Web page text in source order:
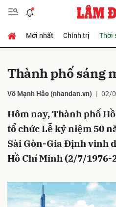
Mới nhất Chính trị Thời
Thành phố sáng
Võ Mạnh Hảo (nhandan.vn) 02/
Hôm nay, Thành phố
tổ chức Lễ kỷ niệm 50
Sài Gòn-Gia Định vinh
Hồ Chí Minh (2/7/1976-
Gửi bình luận